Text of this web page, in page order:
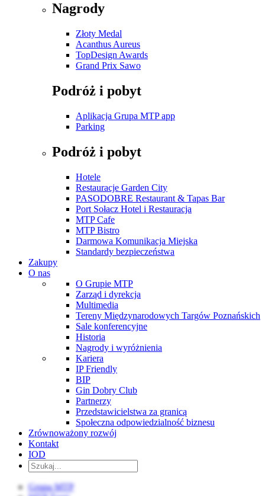
Nagrody
Złoty Medal
Acanthus Aureus
TopDesign Awards
Grand Prix Sawo
Podróż i pobyt
Aplikacja Grupa MTP app
Parking
Podróż i pobyt
Hotele
Restauracje Garden City
PASODOBRE Restaurant & Tapas Bar
Port Sołacz Hotel i Restauracja
MTP Cafe
MTP Bistro
Darmowa Komunikacja Miejska
Standardy bezpieczeństwa
Zakupy
O nas
O Grupie MTP
Zarząd i dyrekcja
Multimedia
Tereny Międzynarodowych Targów Poznańskich
Sale konferencyjne
Historia
Nagrody i wyróżnienia
Kariera
IP Friendly
BIP
Gin Dobry Club
Partnerzy
Przedstawicielstwa za granicą
Społeczna odpowiedzialność biznesu
Zrównoważony rozwój
Kontakt
IOD
Grupa MTP